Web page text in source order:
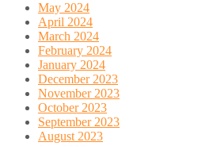
May 2024
April 2024
March 2024
February 2024
January 2024
December 2023
November 2023
October 2023
September 2023
August 2023